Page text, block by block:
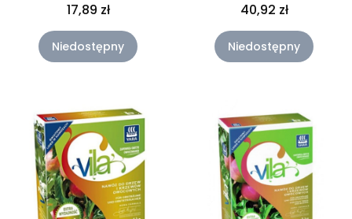
17,89 zł
Niedostępny
40,92 zł
Niedostępny